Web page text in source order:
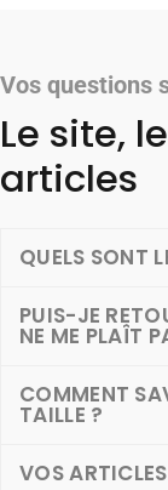
Vos questions
Le site,
articles
QUELS SONT
PUIS-JE
NE ME PLAÎT
COMMENT
TAILLE ?
VOS